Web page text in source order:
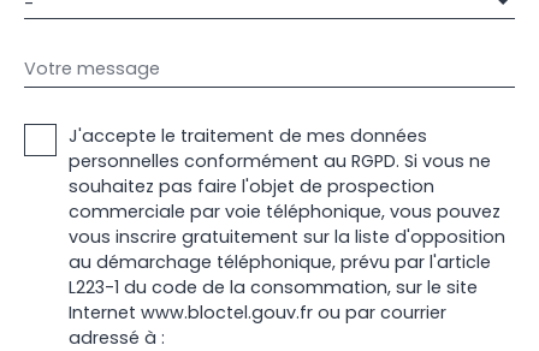
Votre message
J'accepte le traitement de mes données
personnelles conformément au RGPD. Si vous ne
souhaitez pas faire l'objet de prospection
commerciale par voie téléphonique, vous pouvez
vous inscrire gratuitement sur la liste d'opposition
au démarchage téléphonique, prévu par l'article
L223-1 du code de la consommation, sur le site
Internet www.bloctel.gouv.fr ou par courrier
adressé à :